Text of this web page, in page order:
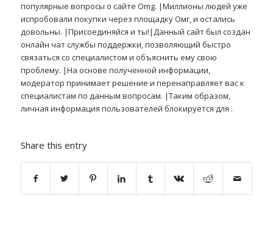
популярные вопросы о сайте Omg. |Миллионы людей уже
испробовали покупки через площадку Омг, и остались
довольны. |Присоединяйся и ты!|Данный сайт был создан
онлайн чат службы поддержки, позволяющий быстро
связаться со специалистом и объяснить ему свою
проблему. |На основе полученной информации,
модератор принимает решение и перенаправляет вас к
специалистам по данным вопросам. |Таким образом,
личная информация пользователей блокируется для .
Share this entry